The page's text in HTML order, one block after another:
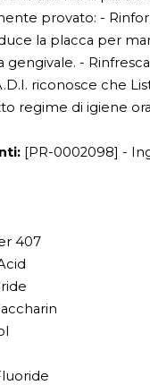
provato: -
la placca per
gengivale. -
riconosce che
regime di igiene
[PR-0002098] -
407